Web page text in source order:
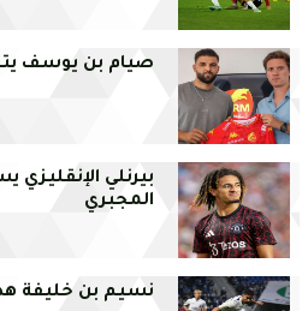
صيام بن يوسف
بيرنلي
المجبري
نسيم بن خليفة